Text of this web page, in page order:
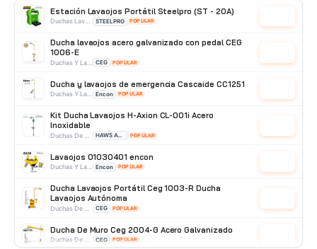
Estación Lavaojos Portátil Steelpro (ST - 20A)
STEELPRO POPULAR
Ducha lavaojos acero galvanizado con pedal CEG
1006-E
CEG POPULAR
Ducha y lavaojos de emergencia Cascaide CC1251
Encon POPULAR
Kit Ducha Lavaojos H-Axion CL-001i Acero
Inoxidable
HAWS AVLIS POPULAR
Lavaojos 01030401 encon
Encon POPULAR
Ducha Lavaojos Portátil Ceg 1003-R Ducha
Lavaojos Autónoma
CEG POPULAR
Ducha De Muro Ceg 2004-G Acero Galvanizado
CEG POPULAR